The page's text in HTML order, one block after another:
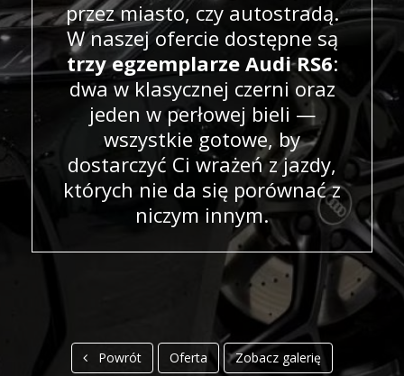
przez miasto, czy autostradą.
W naszej ofercie dostępne są
trzy egzemplarze Audi RS6:
dwa w klasycznej czerni oraz
jeden w perłowej bieli —
wszystkie gotowe, by
dostarczyć Ci wrażeń z jazdy,
których nie da się porównać z
niczym innym.
Powrót Oferta Zobacz galerię